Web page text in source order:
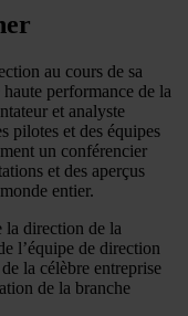
au cours de sa
performance de la
et analyste
pilotes et des équipes
un conférencier
et des aperçus
entier.
la direction de la
l’équipe de direction
la célèbre entreprise
de la branche